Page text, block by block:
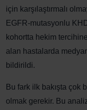
için karşılaştırmalı
EGFR-mutasyonlu
kohortta hekim
alan hastalarda
bildirildi.
Bu fark ilk bakışta çok
olmak gerekir. Bu